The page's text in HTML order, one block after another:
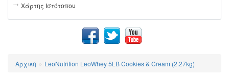
Χάρτης Ιστότοπου
Αρχική » LeoNutrition LeoWhey 5LB Cookies & Cream (2.27kg)